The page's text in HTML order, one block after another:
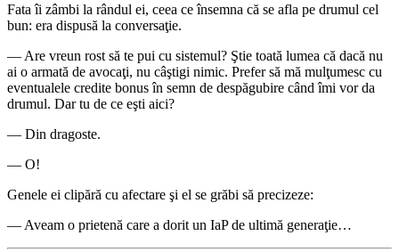
Fata îi zâmbi la rândul ei, ceea ce însemna că se afla pe drumul cel
bun: era dispusă la conversaţie.
― Are vreun rost să te pui cu sistemul? Ştie toată lumea că dacă nu
ai o armată de avocaţi, nu câştigi nimic. Prefer să mă mulţumesc cu
eventualele credite bonus în semn de despăgubire când îmi vor da
drumul. Dar tu de ce eşti aici?
― Din dragoste.
― O!
Genele ei clipără cu afectare şi el se grăbi să precizeze:
― Aveam o prietenă care a dorit un IaP de ultimă generaţie…